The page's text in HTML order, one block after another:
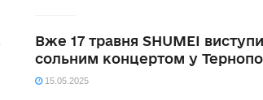
Вже 17 травня SHUMEI
сольним концертом у
15.05.2025